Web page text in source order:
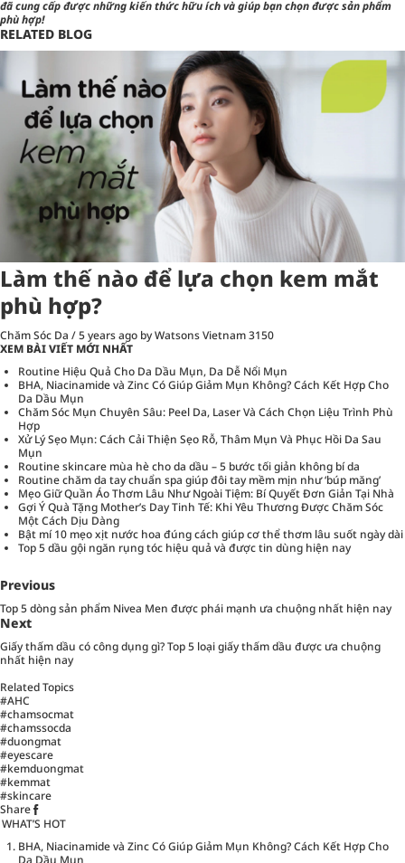
đã cung cấp được những kiến thức hữu ích và giúp bạn chọn được sản phẩm
phù hợp!
RELATED BLOG
Làm thế nào để lựa chọn kem mắt
phù hợp?
Chăm Sóc Da /5 years ago by Watsons Vietnam3150
XEM BÀI VIẾT MỚI NHẤT
Routine Hiệu Quả Cho Da Dầu Mụn, Da Dễ Nổi Mụn
BHA, Niacinamide và Zinc Có Giúp Giảm Mụn Không? Cách Kết Hợp Cho
Da Dầu Mụn
Chăm Sóc Mụn Chuyên Sâu: Peel Da, Laser Và Cách Chọn Liệu Trình Phù
Hợp
Xử Lý Sẹo Mụn: Cách Cải Thiện Sẹo Rỗ, Thâm Mụn Và Phục Hồi Da Sau
Mụn
Routine skincare mùa hè cho da dầu – 5 bước tối giản không bí da
Routine chăm da tay chuẩn spa giúp đôi tay mềm mịn như ‘búp măng’
Mẹo Giữ Quần Áo Thơm Lâu Như Ngoài Tiệm: Bí Quyết Đơn Giản Tại Nhà
Gợi Ý Quà Tặng Mother’s Day Tinh Tế: Khi Yêu Thương Được Chăm Sóc
Một Cách Dịu Dàng
Bật mí 10 mẹo xịt nước hoa đúng cách giúp cơ thể thơm lâu suốt ngày dài
Top 5 dầu gội ngăn rụng tóc hiệu quả và được tin dùng hiện nay
Previous
Top 5 dòng sản phẩm Nivea Men được phái mạnh ưa chuộng nhất hiện nay
Next
Giấy thấm dầu có công dụng gì? Top 5 loại giấy thấm dầu được ưa chuộng
nhất hiện nay
Related Topics
#AHC
#chamsocmat
#chamssocda
#duongmat
#eyescare
#kemduongmat
#kemmat
#skincare
Share
WHAT’S HOT
BHA, Niacinamide và Zinc Có Giúp Giảm Mụn Không? Cách Kết Hợp Cho